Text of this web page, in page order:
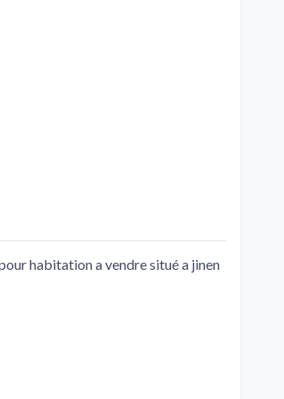
habitation a vendre situé a jinen